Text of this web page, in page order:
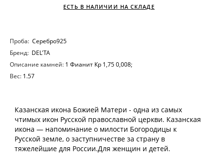
ЕСТЬ В НАЛИЧИИ НА СКЛАДЕ
Проба: Серебро925
Бренд: DEL'TA
Описание камней: 1 Фианит Кр 1,75 0,008;
Вес: 1.57
Казанская икона Божией Матери - одна из самых
чтимых икон Русской православной церкви. Казанская
икона — напоминание о милости Богородицы к
Русской земле, о заступничестве за страну в
тяжелейшие для России.Для женщин и детей.